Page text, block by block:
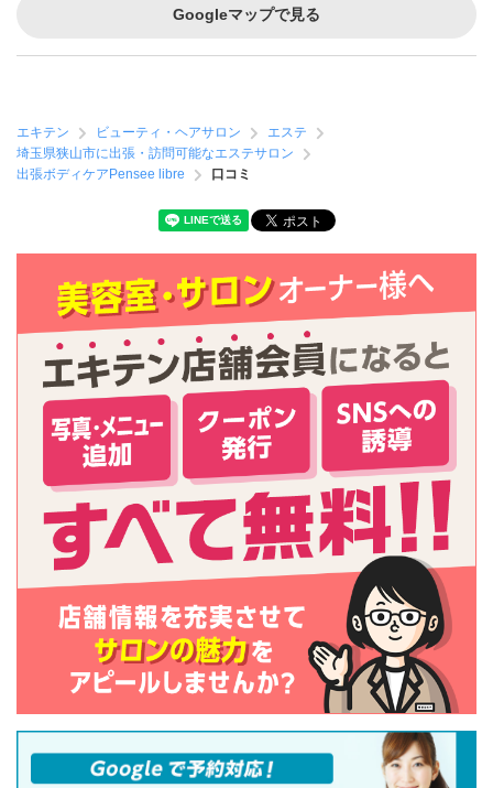
Googleマップで見る
エキテン ビューティ・ヘアサロン
エステ
埼玉県狭山市に出張・訪問可能なエステサロン
出張ボディケアPensee libre
口コミ